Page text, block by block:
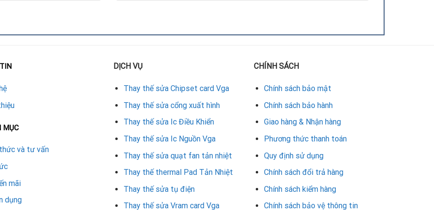
tại Đà Nẵng
các dòng card khác, hãy tìm đến địa chỉ sửa VGA Đà Nẵng uy tín. Tại đây, đội ngũ kỹ thuật viên giàu kinh
card màn hình của bạn duy trì khả năng tản nhiệt tối ưu. Ngoài ra, dịch vụ còn hỗ trợ vệ sinh, bảo trì và sửa
lượng bền vững cho người dùng.
yếu để cải thiện khả năng tản nhiệt, duy trì hiệu năng và kéo dài tuổi thọ cho card đồ họa. Lựa chọn đúng địa
hơn về chất lượng dịch vụ và đảm bảo VGA luôn vận hành mượt mà, bền bỉ theo thời gian.
MỤC
và tư vấn
mãi
dụng
DỊCH VỤ
Thay thế sửa Chipset card Vga
Thay thế sửa cổng xuất hình
Thay thế sửa Ic Điều Khiển
Thay thế sửa Ic Nguồn Vga
Thay thế sửa quạt fan tản nhiệt
Thay thế thermal Pad Tản Nhiệt
Thay thế sửa tụ điện
Thay thế sửa Vram card Vga
CHÍNH SÁCH
Chính sách bảo mật
Chính sách bảo hành
Giao hàng & Nhận hàng
Phương thức thanh toán
Quy định sử dụng
Chính sách đổi trả hàng
Chính sách kiểm hàng
Chính sách bảo vệ thông tin